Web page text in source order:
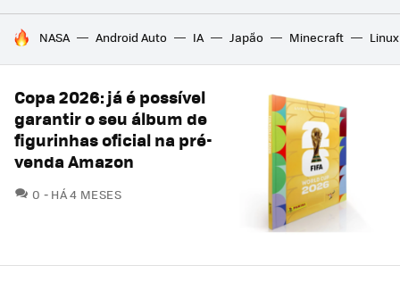
TENDÊNCIAS DO DIA
NASA Android Auto IA Japão Minecraft Linux
Copa 2026: já é possível
garantir o seu álbum de
figurinhas oficial na pré-
venda Amazon
0 COMENTÁRIOS
HÁ 4 MESES